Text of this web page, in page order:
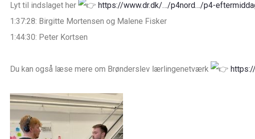
Lyt til indslaget her
https://www.dr.dk/…/p4nord…/p4-
1:37:28: Birgitte Mortensen og Malene Fisker
1:44:30: Peter Kortsen
Du kan også læse mere om Brønderslev lærlingenetværk